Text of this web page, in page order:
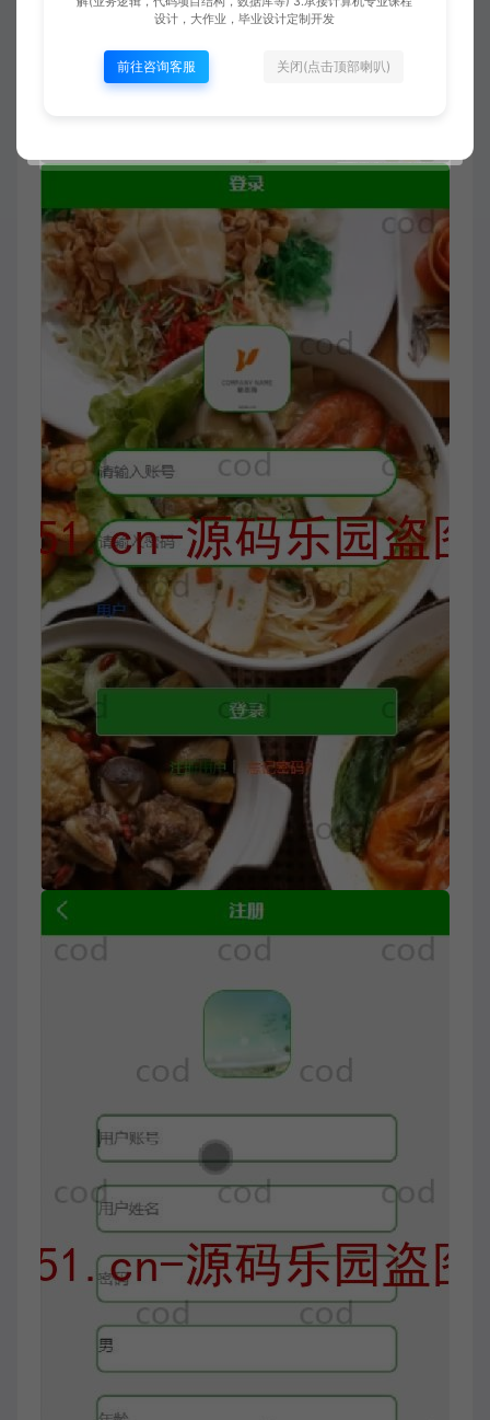
设计，大作业，毕业设计定制开发
前往咨询客服 关闭(点击顶部喇叭)